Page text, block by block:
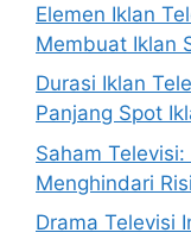
Elemen Iklan
Membuat Iklan
Durasi Iklan
Panjang Spot
Saham
Menghindari
Drama Televisi